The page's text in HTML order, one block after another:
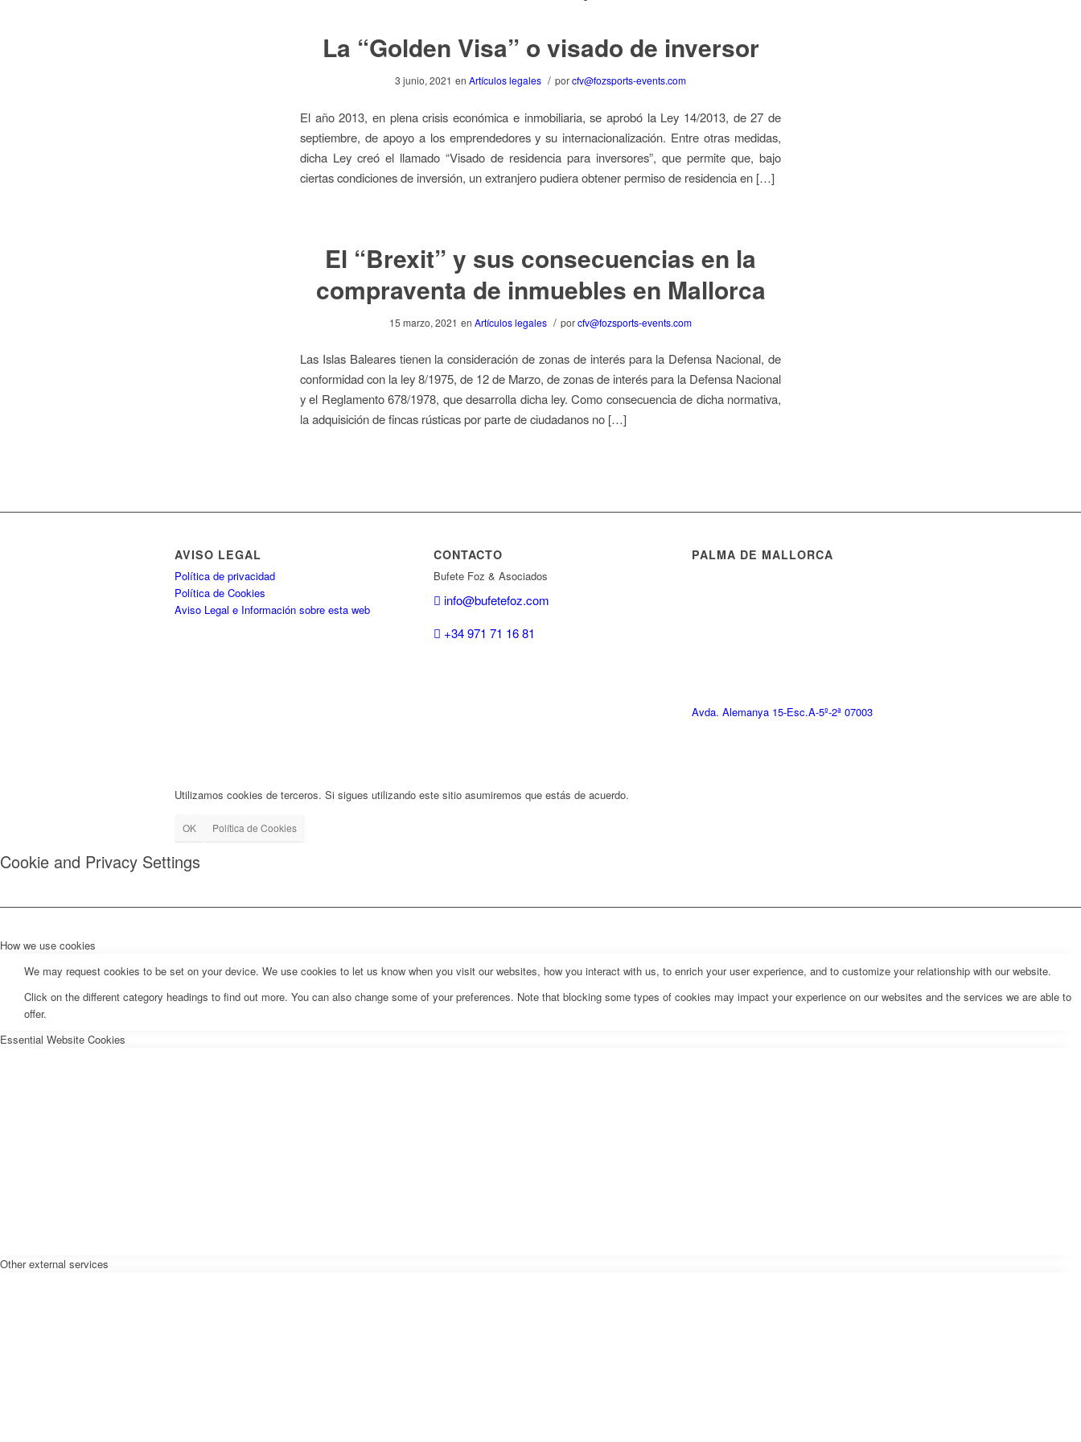
La “Golden Visa” o visado de inversor
3 junio, 2021 en Artículos legales / porcfv@fozsports-events.com
El año 2013, en plena crisis económica e inmobiliaria, se aprobó la Ley 14/2013, de 27 de
septiembre, de apoyo a los emprendedores y su internacionalización. Entre otras medidas,
dicha Ley creó el llamado “Visado de residencia para inversores”, que permite que, bajo
ciertas condiciones de inversión, un extranjero pudiera obtener permiso de residencia en […]
El “Brexit” y sus consecuencias en la
compraventa de inmuebles en Mallorca
15 marzo, 2021 en Artículos legales / porcfv@fozsports-events.com
Las Islas Baleares tienen la consideración de zonas de interés para la Defensa Nacional, de
conformidad con la ley 8/1975, de 12 de Marzo, de zonas de interés para la Defensa Nacional
y el Reglamento 678/1978, que desarrolla dicha ley. Como consecuencia de dicha normativa,
la adquisición de fincas rústicas por parte de ciudadanos no […]
AVISO LEGAL
Política de privacidad
Política de Cookies
Aviso Legal e Información sobre esta web
CONTACTO
Bufete Foz & Asociados
info@bufetefoz.com
+34 971 71 16 81
PALMA DE MALLORCA
Avda. Alemanya 15-Esc.A-5º-2ª 07003
Utilizamos cookies de terceros. Si sigues utilizando este sitio asumiremos que estás de acuerdo.
OK Política de Cookies
Cookie and Privacy Settings
How we use cookies
We may request cookies to be set on your device. We use cookies to let us know when you visit our websites, how you interact with us, to enrich your user experience, and to customize your relationship with our website.
Click on the different category headings to find out more. You can also change some of your preferences. Note that blocking some types of cookies may impact your experience on our websites and the services we are able to
offer.
Essential Website Cookies
Other external services